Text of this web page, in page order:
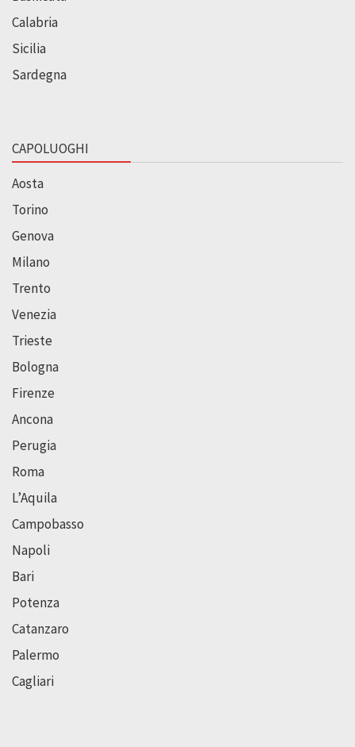
Calabria
Sicilia
Sardegna
CAPOLUOGHI
Aosta
Torino
Genova
Milano
Trento
Venezia
Trieste
Bologna
Firenze
Ancona
Perugia
Roma
L’Aquila
Campobasso
Napoli
Bari
Potenza
Catanzaro
Palermo
Cagliari